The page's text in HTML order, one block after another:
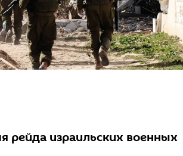
рейда израильских военных